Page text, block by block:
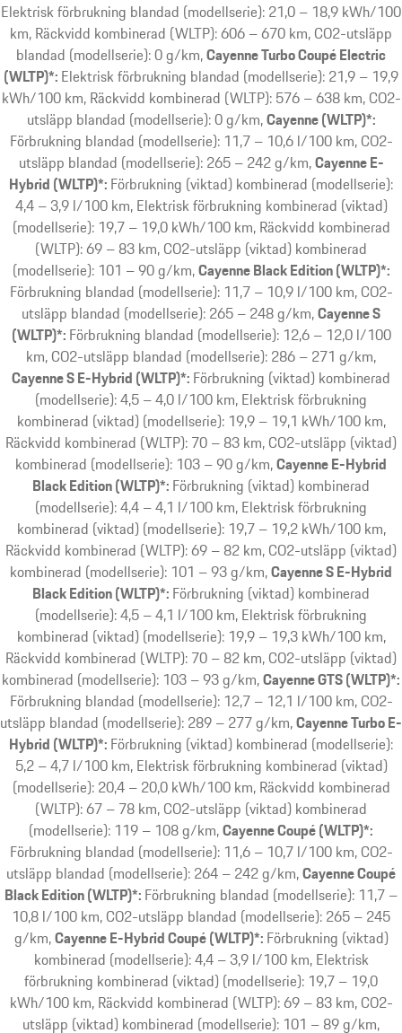
Elektrisk förbrukning blandad (modellserie): 21,0 – 18,9 kWh/100
km, Räckvidd kombinerad (WLTP): 606 – 670 km, CO2-utsläpp
blandad (modellserie): 0 g/km Cayenne Turbo Coupé Electric
(WLTP)*: Elektrisk förbrukning blandad (modellserie): 21,9 – 19,9
kWh/100 km, Räckvidd kombinerad (WLTP): 576 – 638 km, CO2-
utsläpp blandad (modellserie): 0 g/km Cayenne (WLTP)*:
Förbrukning blandad (modellserie): 11,7 – 10,6 l/100 km, CO2-
utsläpp blandad (modellserie): 265 – 242 g/km Cayenne E-
Hybrid (WLTP)*: Förbrukning (viktad) kombinerad (modellserie):
4,4 – 3,9 l/100 km, Elektrisk förbrukning kombinerad (viktad)
(modellserie): 19,7 – 19,0 kWh/100 km, Räckvidd kombinerad
(WLTP): 69 – 83 km, CO2-utsläpp (viktad) kombinerad
(modellserie): 101 – 90 g/km Cayenne Black Edition (WLTP)*:
Förbrukning blandad (modellserie): 11,7 – 10,9 l/100 km, CO2-
utsläpp blandad (modellserie): 265 – 248 g/km Cayenne S
(WLTP)*: Förbrukning blandad (modellserie): 12,6 – 12,0 l/100
km, CO2-utsläpp blandad (modellserie): 286 – 271 g/km
Cayenne S E-Hybrid (WLTP)*: Förbrukning (viktad) kombinerad
(modellserie): 4,5 – 4,0 l/100 km, Elektrisk förbrukning
kombinerad (viktad) (modellserie): 19,9 – 19,1 kWh/100 km,
Räckvidd kombinerad (WLTP): 70 – 83 km, CO2-utsläpp (viktad)
kombinerad (modellserie): 103 – 90 g/km Cayenne E-Hybrid
Black Edition (WLTP)*: Förbrukning (viktad) kombinerad
(modellserie): 4,4 – 4,1 l/100 km, Elektrisk förbrukning
kombinerad (viktad) (modellserie): 19,7 – 19,2 kWh/100 km,
Räckvidd kombinerad (WLTP): 69 – 82 km, CO2-utsläpp (viktad)
kombinerad (modellserie): 101 – 93 g/km Cayenne S E-Hybrid
Black Edition (WLTP)*: Förbrukning (viktad) kombinerad
(modellserie): 4,5 – 4,1 l/100 km, Elektrisk förbrukning
kombinerad (viktad) (modellserie): 19,9 – 19,3 kWh/100 km,
Räckvidd kombinerad (WLTP): 70 – 82 km, CO2-utsläpp (viktad)
kombinerad (modellserie): 103 – 93 g/km Cayenne GTS (WLTP)*:
Förbrukning blandad (modellserie): 12,7 – 12,1 l/100 km, CO2-
utsläpp blandad (modellserie): 289 – 277 g/km Cayenne Turbo E-
Hybrid (WLTP)*: Förbrukning (viktad) kombinerad (modellserie):
5,2 – 4,7 l/100 km, Elektrisk förbrukning kombinerad (viktad)
(modellserie): 20,4 – 20,0 kWh/100 km, Räckvidd kombinerad
(WLTP): 67 – 78 km, CO2-utsläpp (viktad) kombinerad
(modellserie): 119 – 108 g/km Cayenne Coupé (WLTP)*:
Förbrukning blandad (modellserie): 11,6 – 10,7 l/100 km, CO2-
utsläpp blandad (modellserie): 264 – 242 g/km Cayenne Coupé
Black Edition (WLTP)*: Förbrukning blandad (modellserie): 11,7 –
10,8 l/100 km, CO2-utsläpp blandad (modellserie): 265 – 245
g/km Cayenne E-Hybrid Coupé (WLTP)*: Förbrukning (viktad)
kombinerad (modellserie): 4,4 – 3,9 l/100 km, Elektrisk
förbrukning kombinerad (viktad) (modellserie): 19,7 – 19,0
kWh/100 km, Räckvidd kombinerad (WLTP): 69 – 83 km, CO2-
utsläpp (viktad) kombinerad (modellserie): 101 – 89 g/km